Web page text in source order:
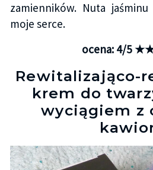
zamienników. Nuta
moje serce.
ocena: 4/5
Rewitalizająco-
krem do
wyciągiem z